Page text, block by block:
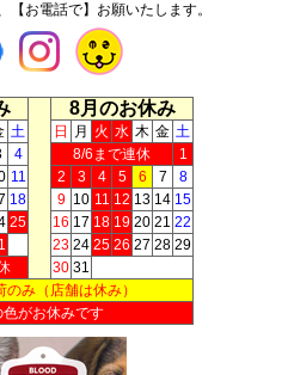
【お電話で】お願いたします。
8月のお休み
土 日 月 火 水 木 金 土
4 8/6まで連休
1
11 2 3 4 5 6 7
8
18 9 10 11 12 13 14 15
25 16 17 18 19 20 21 22
23 24 25 26 27 28 29
30 31
のみ（店舗は休み）
色がお休みです